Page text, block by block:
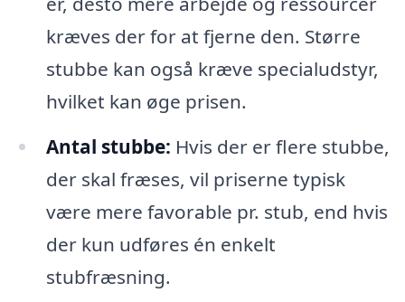
kræves der for at fjerne den. Større
stubbe kan også kræve specialudstyr,
hvilket kan øge prisen.
Antal stubbe: Hvis der er flere stubbe,
der skal fræses, vil priserne typisk
være mere favorable pr. stub, end hvis
der kun udføres én enkelt
stubfræsning.